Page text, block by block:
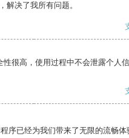
解决了我所有问题。
性很高，使用过程中不会泄露个人
序已经为我们带来了无限的流畅体